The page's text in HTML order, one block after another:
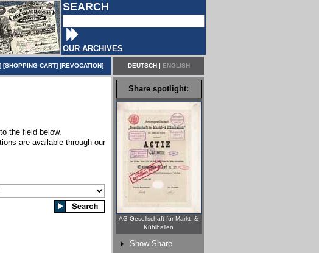
SEARCH
OUR ARCHIVES
] [SHOPPING CART] [REVOCATION] DEUTSCH| ENGLISH
the field below.
are available through our
Share spotlight:
AG Gesellschaft für Markt- &
Kühlhallen
Show Share